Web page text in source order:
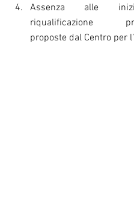
Assenza alle
riqualificazione
proposte dal Centro per